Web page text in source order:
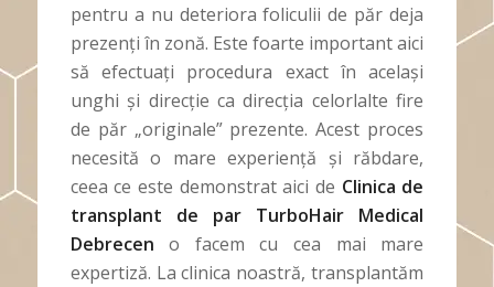
pentru a nu deteriora foliculii de păr deja
prezenți în zonă. Este foarte important aici
să efectuați procedura exact în același
unghi și direcție ca direcția celorlalte fire
de păr „originale” prezente. Acest proces
necesită o mare experiență și răbdare,
ceea ce este demonstrat aici de Clinica de
transplant de par TurboHair Medical
Debrecen o facem cu cea mai mare
expertiză. La clinica noastră, transplantăm